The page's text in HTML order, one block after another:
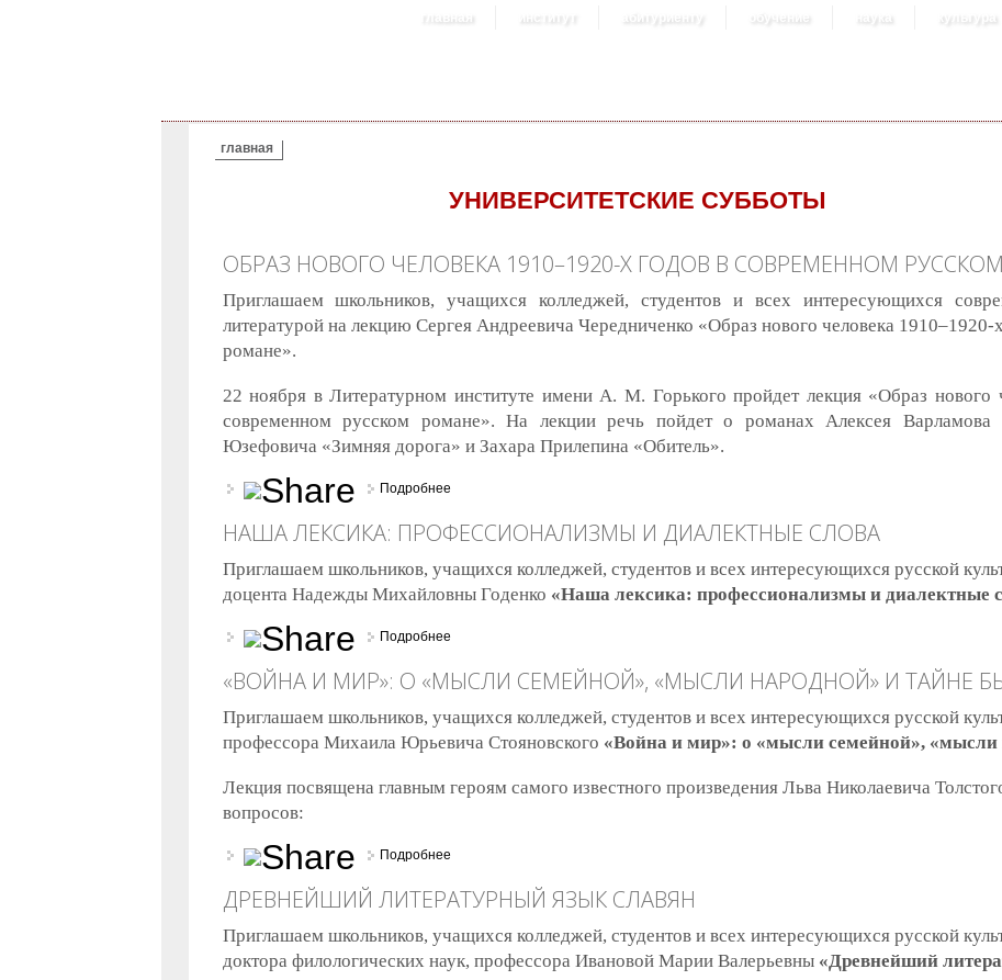
главная институт абитуриенту обучение наука культура
ВЫ ЗДЕСЬ
главная
УНИВЕРСИТЕТСКИЕ СУББОТЫ
ОБРАЗ НОВОГО ЧЕЛОВЕКА 1910–1920-Х ГОДОВ В СОВРЕМЕННОМ
Приглашаем школьников, учащихся колледжей, студентов и всех интересующихся
литературой на лекцию Сергея Андреевича Чередниченко «Образ нового человека
романе».
22 ноября в Литературном институте имени А. М. Горького пройдет лекция «Образ нового
современном русском романе». На лекции речь пойдет о романах Алексея
Юзефовича «Зимняя дорога» и Захара Прилепина «Обитель».
Подробнее
НАША ЛЕКСИКА: ПРОФЕССИОНАЛИЗМЫ И ДИАЛЕКТНЫЕ СЛОВА
Приглашаем школьников, учащихся колледжей, студентов и всех интересующихся русской
доцента Надежды Михайловны Годенко «Наша лексика: профессионализмы и диалектные
Подробнее
«ВОЙНА И МИР»: О «МЫСЛИ СЕМЕЙНОЙ», «МЫСЛИ НАРОДНОЙ» И ТАЙНЕ
Приглашаем школьников, учащихся колледжей, студентов и всех интересующихся русской
профессора Михаила Юрьевича Стояновского «Война и мир»: о «мысли семейной», «мысли
Лекция посвящена главным героям самого известного произведения Льва Николаевича
вопросов:
Подробнее
ДРЕВНЕЙШИЙ ЛИТЕРАТУРНЫЙ ЯЗЫК СЛАВЯН
Приглашаем школьников, учащихся колледжей, студентов и всех интересующихся русской
доктора филологических наук, профессора Ивановой Марии Валерьевны «Древнейший